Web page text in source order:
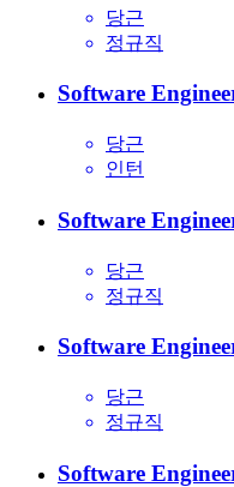
당근
정규직
Software
당근
인턴
Software
당근
정규직
Software
당근
정규직
Software